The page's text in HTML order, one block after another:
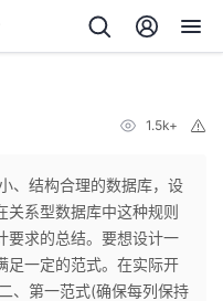
1.5k+
、结构合理的数据库，设
关系型数据库中这种规则
要求的总结。要想设计一
足一定的范式。在实际开
、第一范式(确保每列保持